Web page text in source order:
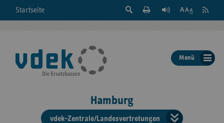
Startseite
Suche
der
Seite
Feed
Menü
Hamburg
vdek-Zentrale/Landesvertretungen